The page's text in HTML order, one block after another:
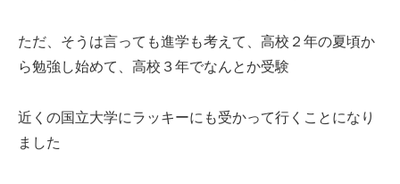
ただ、そうは言っても進学も考えて、高校２年の夏頃か
ら勉強し始めて、高校３年でなんとか受験
近くの国立大学にラッキーにも受かって行くことになり
ました